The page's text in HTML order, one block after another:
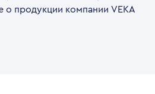
о продукции компании VEKA